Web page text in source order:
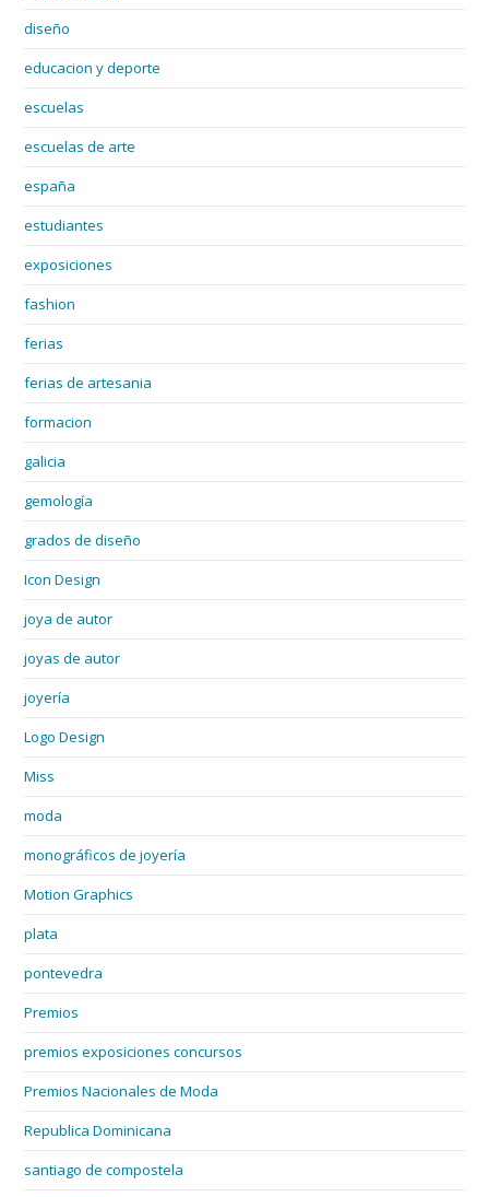
diseño
educacion y deporte
escuelas
escuelas de arte
españa
estudiantes
exposiciones
fashion
ferias
ferias de artesania
formacion
galicia
gemología
grados de diseño
Icon Design
joya de autor
joyas de autor
joyería
Logo Design
Miss
moda
monográficos de joyería
Motion Graphics
plata
pontevedra
Premios
premios exposiciones concursos
Premios Nacionales de Moda
Republica Dominicana
santiago de compostela